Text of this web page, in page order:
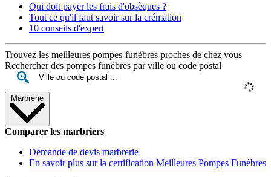
Qui doit payer les frais d'obsèques ?
Tout ce qu'il faut savoir sur la crémation
10 conseils d'expert
Trouvez les meilleures pompes-funèbres proches de chez vous
Rechercher des pompes funèbres par ville ou code postal
Marbrerie
Comparer les marbriers
Demande de devis marbrerie
En savoir plus sur la certification Meilleures Pompes Funèbres